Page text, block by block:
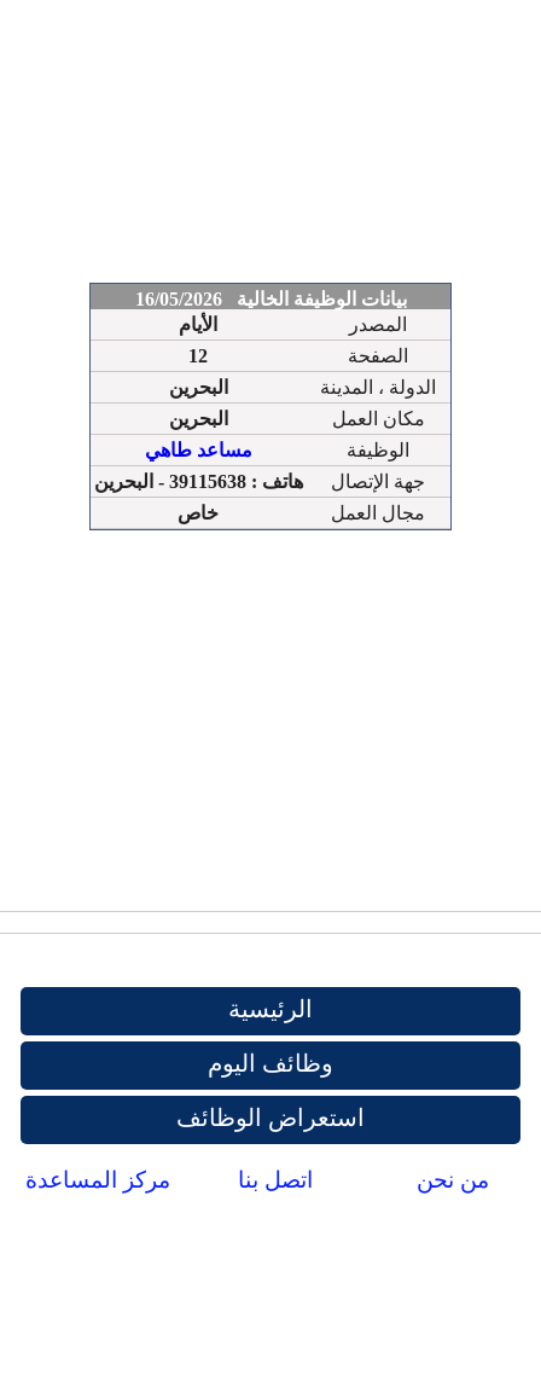
بيانات الوظيفة الخالية 16/05/2026
الأيام
المصدر
12
الصفحة
البحرين
الدولة ، المدينة
البحرين
مكان العمل
مساعد طاهي
الوظيفة
هاتف : 39115638 - البحرين
جهة الإتصال
خاص
مجال العمل
الرئيسية
وظائف اليوم
استعراض الوظائف
من نحن اتصل بنا مركز المساعدة